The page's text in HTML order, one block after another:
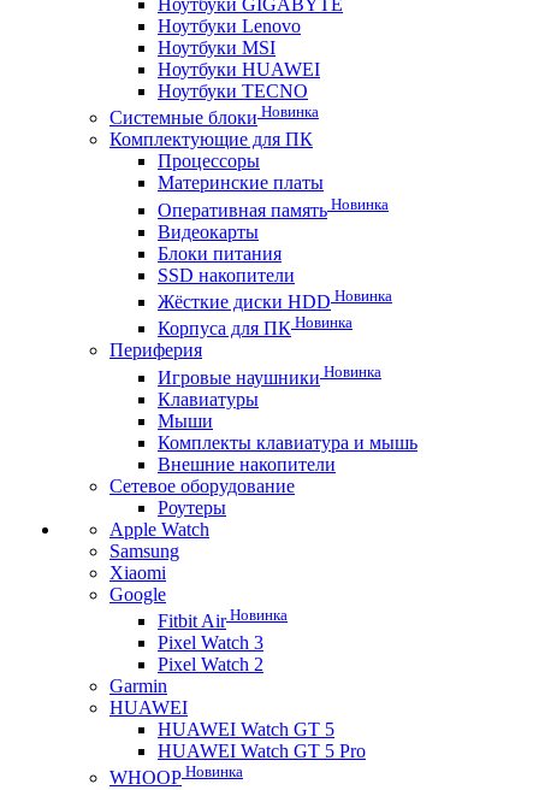
Ноутбуки GIGABYTE
Ноутбуки Lenovo
Ноутбуки MSI
Ноутбуки HUAWEI
Ноутбуки TECNO
Системные блоки Новинка
Комплектующие для ПК
Процессоры
Материнские платы
Оперативная память Новинка
Видеокарты
Блоки питания
SSD накопители
Жёсткие диски HDD Новинка
Корпуса для ПК Новинка
Периферия
Игровые наушники Новинка
Клавиатуры
Мыши
Комплекты клавиатура и мышь
Внешние накопители
Сетевое оборудование
Роутеры
Apple Watch
Samsung
Xiaomi
Google
Fitbit AirНовинка
Pixel Watch 3
Pixel Watch 2
Garmin
HUAWEI
HUAWEI Watch GT 5
HUAWEI Watch GT 5 Pro
WHOOP Новинка